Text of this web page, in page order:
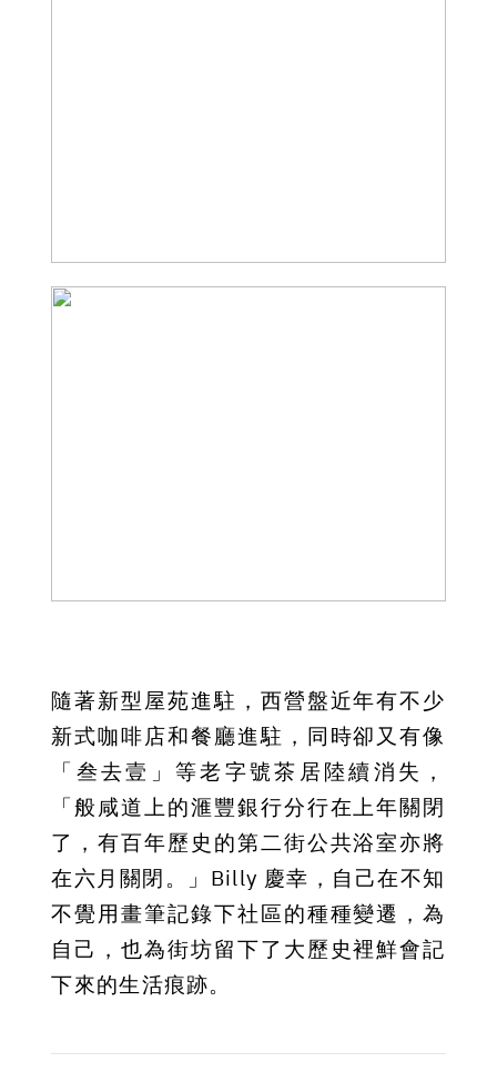
隨著新型屋苑進駐，西營盤近年有不少
新式咖啡店和餐廳進駐，同時卻又有像
「叁去壹」等老字號茶居陸續消失，
「般咸道上的滙豐銀行分行在上年關閉
了，有百年歷史的第二街公共浴室亦將
在六月關閉。」Billy 慶幸，自己在不知
不覺用畫筆記錄下社區的種種變遷，為
自己，也為街坊留下了大歷史裡鮮會記
下來的生活痕跡。